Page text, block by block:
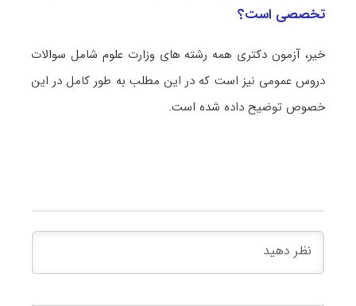
تخصصی است؟
خیر، آزمون دکتری همه رشته های وزارت علوم شامل سوالات
دروس عمومی نیز است که در این مطلب به طور کامل در این
خصوص توضیح داده شده است.